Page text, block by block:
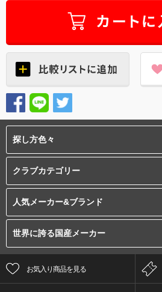
探し方色々
クラブカテゴリー
人気メーカー&ブランド
世界に誇る国産メーカー
お気入り商品を見る